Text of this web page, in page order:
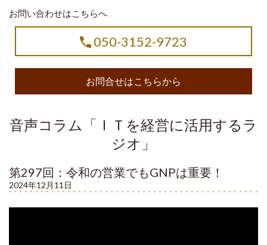
お問い合わせはこちらへ
050-3152-9723
お問合せはこちらから
音声コラム「ＩＴを経営に活用するラ
ジオ」
第297回：令和の営業でもGNPは重要！
2024年12月11日